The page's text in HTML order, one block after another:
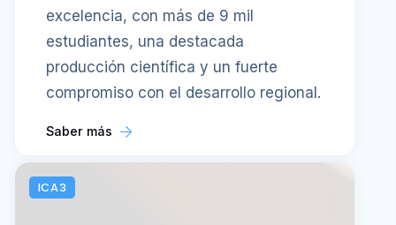
excelencia, con más de 9 mil
estudiantes, una destacada
producción científica y un fuerte
compromiso con el desarrollo regional.
Saber más
ICA3